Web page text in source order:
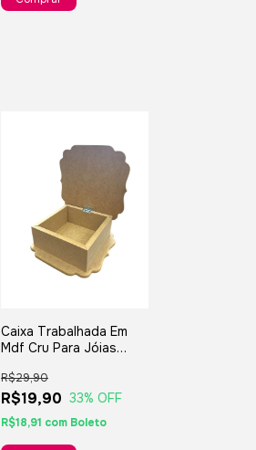
Caixa Trabalhada Em
Mdf Cru Para Jóias
- 11x11x05cm
R$19,90
R$29,90
33% OFF
R$18,91 com Boleto